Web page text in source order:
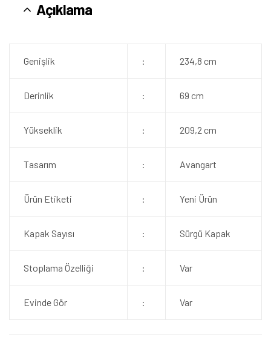
Açıklama
Genişlik : 234,8 cm
Derinlik : 69 cm
Yükseklik : 209,2 cm
Tasarım : Avangart
Ürün Etiketi : Yeni Ürün
Kapak Sayısı : Sürgü Kapak
Stoplama Özelliği : Var
Evinde Gör : Var